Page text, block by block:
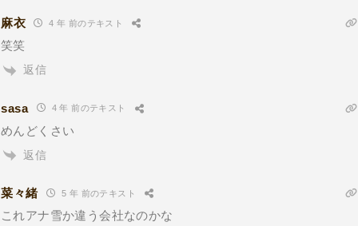
麻衣 4 年 前のテキスト
笑笑
返信
sasa 4 年 前のテキスト
めんどくさい
返信
菜々緒 5 年 前のテキスト
これアナ雪か違う会社なのかな